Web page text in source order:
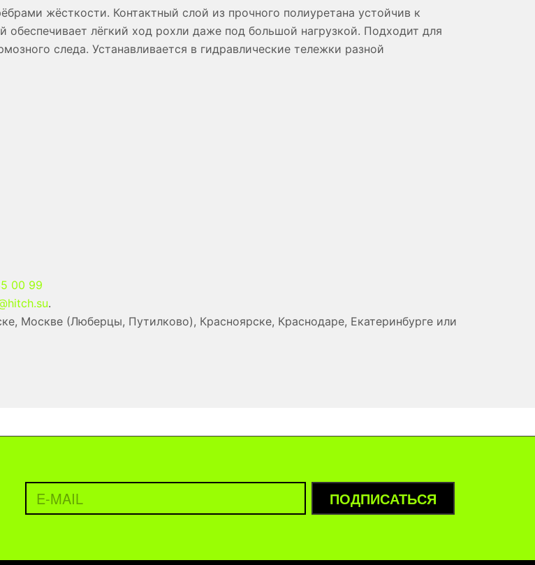
жёсткости. Контактный слой из прочного полиуретана устойчив к
лёгкий ход рохли даже под большой нагрузкой. Подходит для
следа. Устанавливается в гидравлические тележки разной
00 99
.
Москве (Люберцы, Путилково), Красноярске, Краснодаре, Екатеринбурге или
ПОДПИСАТЬСЯ